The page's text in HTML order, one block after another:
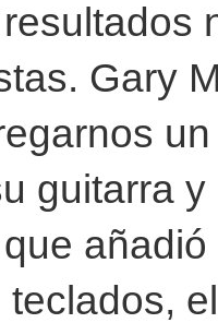
Gary
guitarra